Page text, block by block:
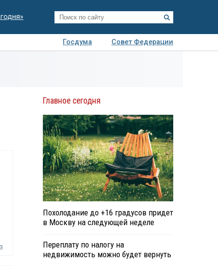
Госдума
Совет Федерации
Главное сегодня
Похолодание до +16 градусов придет
в Москву на следующей неделе
Переплату по налогу на
недвижимость можно будет вернуть